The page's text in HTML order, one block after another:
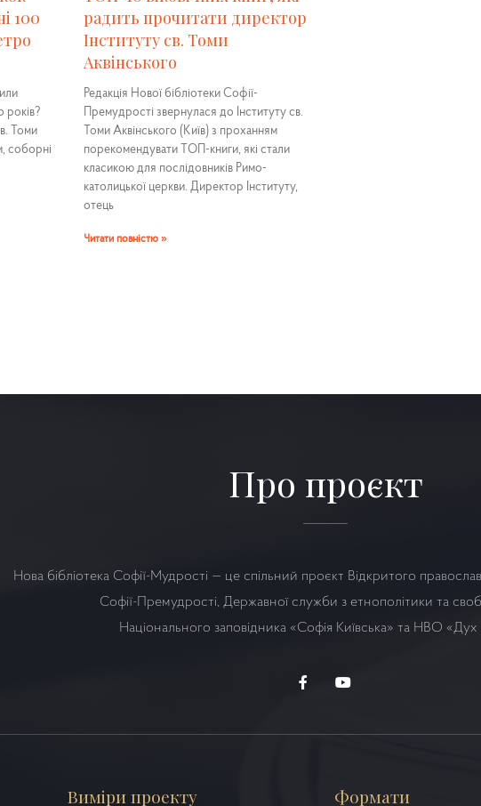
100
років?
Томи
соборні
радить прочитати директор
Інституту св. Томи
Аквінського
Редакція Нової бібліотеки Софії-
Премудрості звернулася до Інституту св.
Томи Аквінського (Київ) з проханням
порекомендувати ТОП-книги, які стали
класикою для послідовників Римо-
католицької церкви. Директор Інституту,
отець
Читати повністю »
Про проєкт
Нова бібліотека Софії-Мудрості — це спільний проєкт Відкритого
Софії-Премудрості, Державної служби з етнополітики та
Національного заповідника «Софія Київська» та НВО «Дух
Виміри проекту Формати